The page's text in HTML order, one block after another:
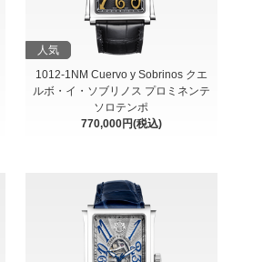
人気
1012-1NM Cuervo y Sobrinos クエ
ルボ・イ・ソブリノス プロミネンテ
ソロテンポ
770,000円(税込)